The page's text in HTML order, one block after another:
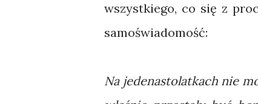
wszystkiego, co się z
samoświadomość:
Na jedenastolatkach nie